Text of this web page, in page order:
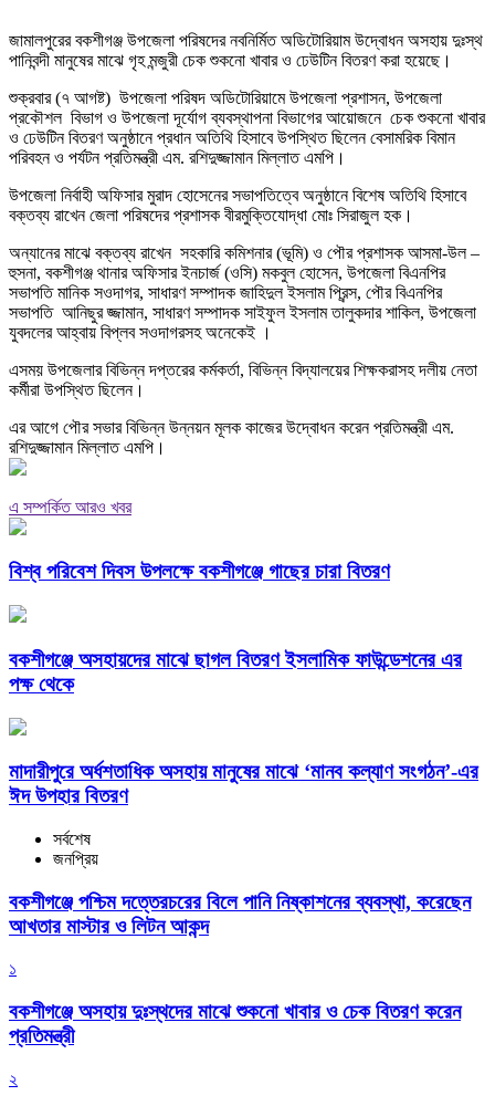
জামালপুরের বকশীগঞ্জ উপজেলা পরিষদের নবনির্মিত অডিটোরিয়াম উদ্বোধন অসহায় দুঃস্থ
পানিবন্দী মানুষের মাঝে গৃহ মন্জুরী চেক শুকনো খাবার ও ঢেউটিন বিতরণ করা হয়েছে।
শুক্রবার (৭ আগষ্ট) উপজেলা পরিষদ অডিটোরিয়ামে উপজেলা প্রশাসন, উপজেলা
প্রকৌশল বিভাগ ও উপজেলা দূর্যোগ ব্যবস্থাপনা বিভাগের আয়োজনে চেক শুকনো খাবার
ও ঢেউটিন বিতরণ অনুষ্ঠানে প্রধান অতিথি হিসাবে উপস্থিত ছিলেন বেসামরিক বিমান
পরিবহন ও পর্যটন প্রতিমন্ত্রী এম. রশিদুজ্জামান মিল্লাত এমপি।
উপজেলা নির্বাহী অফিসার মুরাদ হোসেনের সভাপতিত্বে অনুষ্ঠানে বিশেষ অতিথি হিসাবে
বক্তব্য রাখেন জেলা পরিষদের প্রশাসক বীরমুক্তিযোদ্ধা মোঃ সিরাজুল হক।
অন্যানের মাঝে বক্তব্য রাখেন সহকারি কমিশনার (ভূমি) ও পৌর প্রশাসক আসমা-উল –
হুসনা, বকশীগঞ্জ থানার অফিসার ইনচার্জ (ওসি) মকবুল হোসেন, উপজেলা বিএনপির
সভাপতি মানিক সওদাগর, সাধারণ সম্পাদক জাহিদুল ইসলাম প্রিন্স, পৌর বিএনপির
সভাপতি আনিছুর জ্জামান, সাধারণ সম্পাদক সাইফুল ইসলাম তালুকদার শাকিল, উপজেলা
যুবদলের আহ্বায় বিপ্লব সওদাগরসহ অনেকেই ।
এসময় উপজেলার বিভিন্ন দপ্তরের কর্মকর্তা, বিভিন্ন বিদ্যালয়ের শিক্ষকরাসহ দলীয় নেতা
কর্মীরা উপস্থিত ছিলেন।
এর আগে পৌর সভার বিভিন্ন উন্নয়ন মূলক কাজের উদ্বোধন করেন প্রতিমন্ত্রী এম.
রশিদুজ্জামান মিল্লাত এমপি।
এ সম্পর্কিত আরও খবর
বিশ্ব পরিবেশ দিবস উপলক্ষে বকশীগঞ্জে গাছের চারা বিতরণ
বকশীগঞ্জে অসহায়দের মাঝে ছাগল বিতরণ ইসলামিক ফাউন্ডেশনের এর
পক্ষ থেকে
মাদারীপুরে অর্ধশতাধিক অসহায় মানুষের মাঝে ‘মানব কল্যাণ সংগঠন’-এর
ঈদ উপহার বিতরণ
সর্বশেষ
জনপ্রিয়
বকশীগঞ্জে পশ্চিম দত্তেরচরের বিলে পানি নিষ্কাশনের ব্যবস্থা, করেছেন
আখতার মাস্টার ও লিটন আকন্দ
১
বকশীগঞ্জে অসহায় দুঃস্থদের মাঝে শুকনো খাবার ও চেক বিতরণ করেন
প্রতিমন্ত্রী
২